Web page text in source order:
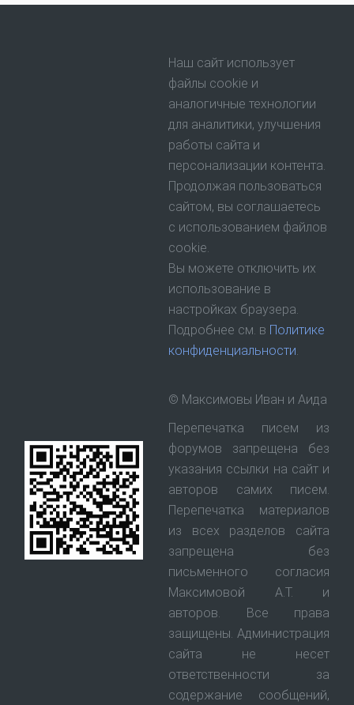
Наш сайт использует
файлы cookie и
аналогичные технологии
для аналитики, улучшения
работы сайта и
персонализации контента.
Продолжая пользоваться
сайтом, вы соглашаетесь
с использованием файлов
cookie.
Вы можете отключить их
использование в
настройках браузера.
Подробнее см. в Политике
конфиденциальности.
© Максимовы Иван и Аида
Перепечатка писем из
форумов запрещена без
указания ссылки на сайт и
авторов самих писем.
Перепечатка материалов
из всех разделов сайта
запрещена без
письменного согласия
Максимовой А.Т. и
авторов. Все права
защищены. Администрация
сайта не несет
ответственности за
содержание сообщений,